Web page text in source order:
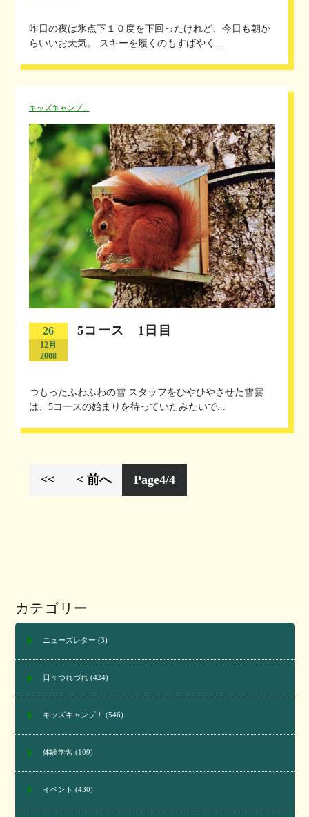
昨日の夜は氷点下１０度を下回ったけれど、今日も朝か
らいいお天気。 スキーを履くのもすばやく...
キッズキャンプ！
26
12月
2008
5コース 1日目
つもったふわふわの雪 スタッフをひやひやさせた雪雲
は、5コースの始まりを待っていたみたいで...
Page4/4
<< < 前へ
カテゴリー
ニューズレター (3)
日々つれづれ(424)
キッズキャンプ！ (546)
体験学習 (109)
イベント (430)